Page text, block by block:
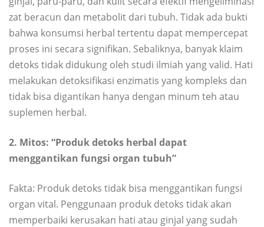
zat beracun dan metabolit dari tubuh. Tidak ada bukti
bahwa konsumsi herbal tertentu dapat mempercepat
proses ini secara signifikan. Sebaliknya, banyak klaim
detoks tidak didukung oleh studi ilmiah yang valid. Hati
melakukan detoksifikasi enzimatis yang kompleks dan
tidak bisa digantikan hanya dengan minum teh atau
suplemen herbal.
2. Mitos: “Produk detoks herbal dapat
menggantikan fungsi organ tubuh”
Fakta: Produk detoks tidak bisa menggantikan fungsi
organ vital. Penggunaan produk detoks tidak akan
memperbaiki kerusakan hati atau ginjal yang sudah